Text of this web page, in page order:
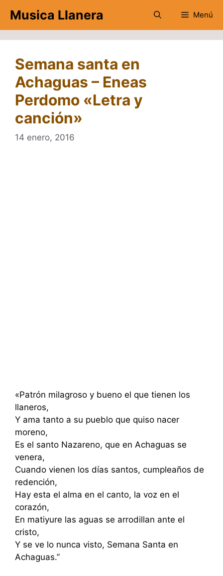
contenido
Musica Llanera Menú
Semana santa en
Achaguas – Eneas
Perdomo «Letra y
canción»
14 enero, 2016
«Patrón milagroso y bueno el que tienen los
llaneros,
Y ama tanto a su pueblo que quiso nacer
moreno,
Es el santo Nazareno, que en Achaguas se
venera,
Cuando vienen los días santos, cumpleaños de
redención,
Hay esta el alma en el canto, la voz en el
corazón,
En matiyure las aguas se arrodillan ante el
cristo,
Y se ve lo nunca visto, Semana Santa en
Achaguas.”